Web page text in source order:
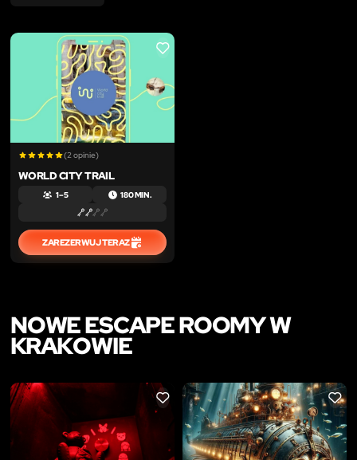
LIKE
(2 opinie)
WORLD CITY TRAIL
1 – 5 180 MIN.
ZAREZERWUJ TERAZ
NOWE ESCAPE ROOMY W
KRAKOWIE
LIKE LIKE